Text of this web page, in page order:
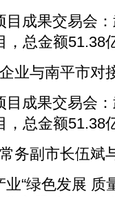
业与南平市对
务副市长伍斌
“绿色发展 质